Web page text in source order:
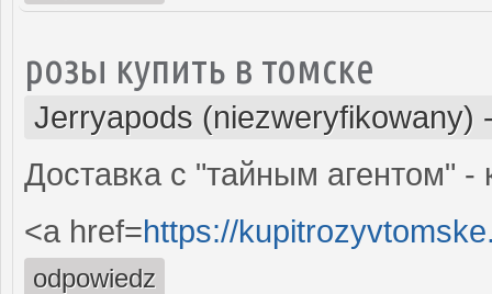
розы купить в томске
Jerryapods (niezweryfikowany)
Доставка с "тайным агентом"
<a href=https://
odpowiedz